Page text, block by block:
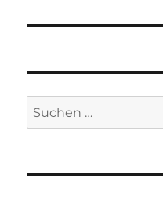
Suchen
nach: